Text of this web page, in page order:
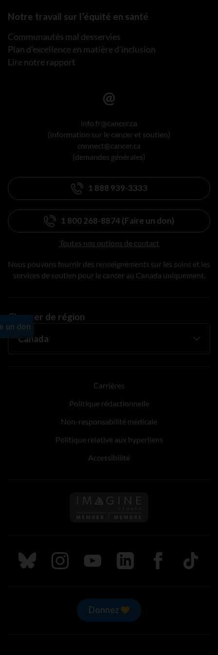
Notre travail sur l’équité en santé
Communautés mal desservies
Plan d’excellence en matière d’inclusion
Lire notre rapport
info.fr@cancer.ca
(information sur le cancer et soutien)
connect@cancer.ca
(demandes générales)
1 888 939-3333
1 800 268-8874 (Faire un don)
Toutes nos options de contact
Nous pouvons fournir des renseignements sur les soins et les
services de soutien pour le cancer au Canada uniquement.
Changer de région
Carrières
Politique rédactionnelle
Non-responsabilité médicale
Politique relative aux hyperliens
Accessibilité
Suivez nous sur Bluesky
Suivez nous sur Instagram
Suivez nous sur Youtube
Suivez nous sur LinkedIn
Suivez nous sur
TikTok
Donnez